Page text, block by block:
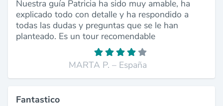
Nuestra guía Patricia ha sido muy amable, ha
explicado todo con detalle y ha respondido a
todas las dudas y preguntas que se le han
planteado. Es un tour recomendable
MARTA P. – España
Fantastico